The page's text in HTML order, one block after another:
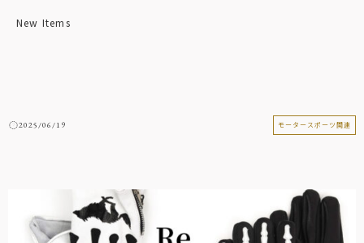
New Items
2025/06/19 モータースポーツ関連